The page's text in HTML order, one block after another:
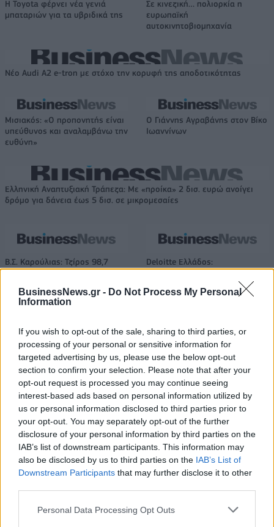
BusinessNews.gr - Do Not Process My Personal
Information
If you wish to opt-out of the sale, sharing to third parties, or
processing of your personal or sensitive information for
targeted advertising by us, please use the below opt-out
section to confirm your selection. Please note that after your
opt-out request is processed you may continue seeing
interest-based ads based on personal information utilized by
us or personal information disclosed to third parties prior to
your opt-out. You may separately opt-out of the further
disclosure of your personal information by third parties on the
IAB’s list of downstream participants. This information may
also be disclosed by us to third parties on the IAB’s List of
Downstream Participants that may further disclose it to other
Personal Data Processing Opt Outs
Η Toyota φέρνει νέα γενιά
μπαταριών για τα υβριδικά της
Σε κινεζική… πολιορκία η
ευρωπαϊκή
αυτοκινητοβιομηχανία
Νέο Audi A2 e-tron με στόχο την κορυφή της αποδοτικότητας
Μισιακός: «Ο προπονητής είναι
υπεύθυνος και αναλαμβάνω την
ευθύνη»
Ο Γιάννης Αγραβάνης στον Βίκο
Ιωαννίνων
Ελληνική Αναπτυξιακή Τράπεζα: Με «προίκα» 2 δισ. ευρώ ανοίγει
δρόμο για δάνεια έως 5 δισ. σε μικρομεσαίες
Β.Σ. Καρούλιας: Τζίρος 98,7
εκατ. ευρώ και αύξηση κερδών
low & non alcohol
Deloitte Ελλάδος:
Χρηματοοικονομικός
σύμβουλος της ΔΕΗ για την
είσοδο στην πολωνική αγορά
Η Chery επενδύει 75 εκατ. δολάρια στην KG Mobility
Το FIAT 500 Hybrid τώρα από
18.990 ευρώ
Ατρόμητος και Novibet
συνεχίζουν μαζί: Ανανέωση της
συνεργασίας τους μέχρι το
2028
18η συνεχόμενη χρονιά για τον ΟΤΕ στη διεθνή σειρά δεικτών
FTSE4Good